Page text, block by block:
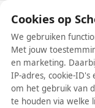
Cookies op
We gebruiken
Met jouw
en marketing.
IP-adres, cookie-ID's
om het gebruik van
te houden via welke